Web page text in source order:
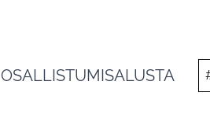
OSALLISTUMISALUSTA